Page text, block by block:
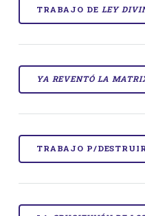
TRABAJO DE LEY
YA REVENTÓ LA
TRABAJO P/